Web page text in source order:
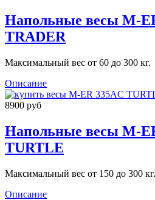
Напольные весы M-
TRADER
Максимальный вес от 60 до 300 кг.
Описание
8900 руб
Напольные весы M-
TURTLE
Максимальный вес от 150 до 300 кг.
Описание